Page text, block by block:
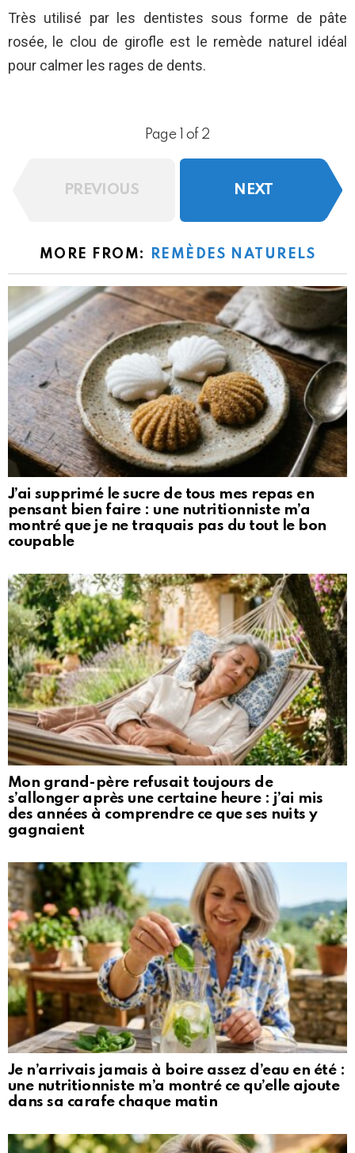
Très utilisé par les dentistes sous forme de pâte
rosée, le clou de girofle est le remède naturel idéal
pour calmer les rages de dents.
Page 1 of 2
PREVIOUS NEXT
MORE FROM: REMÈDES NATURELS
J’ai supprimé le sucre de tous mes repas en
pensant bien faire : une nutritionniste m’a
montré que je ne traquais pas du tout le bon
coupable
Mon grand-père refusait toujours de
s’allonger après une certaine heure : j’ai mis
des années à comprendre ce que ses nuits y
gagnaient
Je n’arrivais jamais à boire assez d’eau en été :
une nutritionniste m’a montré ce qu’elle ajoute
dans sa carafe chaque matin